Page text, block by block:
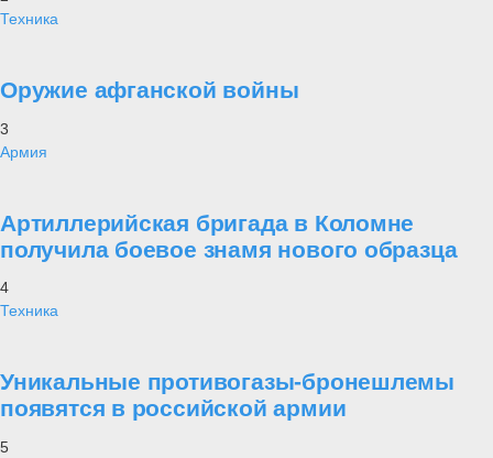
Техника
Оружие афганской войны
3
Армия
Артиллерийская бригада в Коломне
получила боевое знамя нового образца
4
Техника
Уникальные противогазы-бронешлемы
появятся в российской армии
5